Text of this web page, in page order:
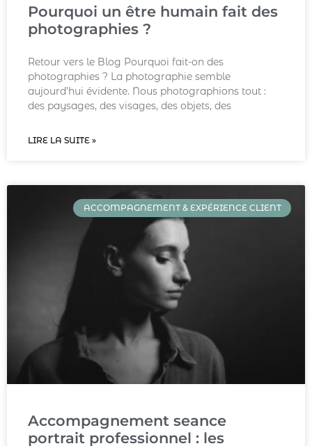
Pourquoi un être humain fait des
photographies ?
Retour vers le Blog Pourquoi fait-on des
photographies ? La photographie semble
aujourd’hui évidente. Nous photographions tout :
des paysages, des visages, des objets, des
LIRE LA SUITE »
ACCOMPAGNEMENT & EXPÉRIENCE CLIENT
Accompagnement seance
portrait professionnel : les